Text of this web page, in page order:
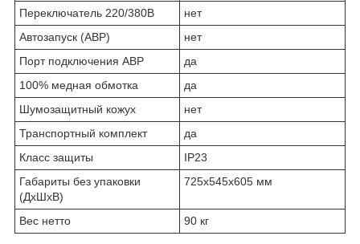
Переключатель 220/380В
нет
Автозапуск (АВР)
нет
Порт подключения АВР
да
100% медная обмотка
да
Шумозащитный кожух
нет
Транспортный комплект
да
Класс защиты
IP23
Габариты без упаковки
(ДхШхВ)
725x545x605 мм
Вес нетто 90 кг